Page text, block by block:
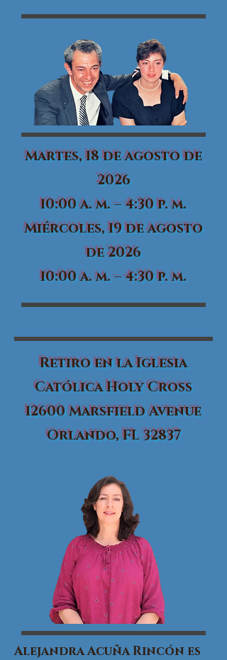
Martes, 18 de agosto de
2026
10:00 a. m. – 4:30 p. m.
Miércoles, 19 de agosto
de 2026
10:00 a. m. – 4:30 p. m.
Retiro en la Iglesia
Católica Holy Cross
12600 Marsfield Avenue
Orlando, FL 32837
Alejandra Acuña Rincón es